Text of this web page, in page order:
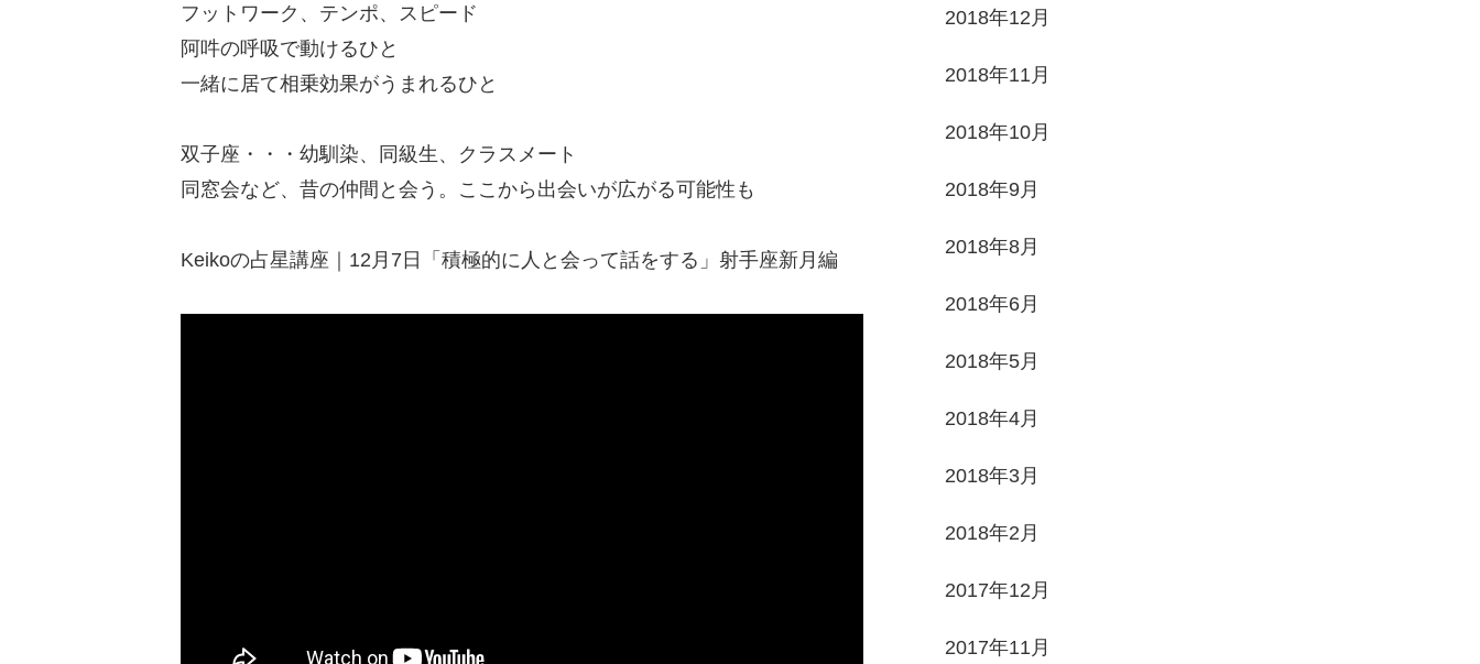
フットワーク、テンポ、スピード
阿吽の呼吸で動けるひと
一緒に居て相乗効果がうまれるひと
双子座・・・幼馴染、同級生、クラスメート
同窓会など、昔の仲間と会う。ここから出会いが広がる可能性も
Keikoの占星講座｜12月7日「積極的に人と会って話をする」射手座新月編
2018年12月
2018年11月
2018年10月
2018年9月
2018年8月
2018年6月
2018年5月
2018年4月
2018年3月
2018年2月
2017年12月
2017年11月